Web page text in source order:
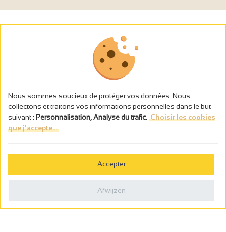
L’abus d’alcool est dangereux pour la santé, à consommer avec
Politique de confidentialité
Nous sommes soucieux de protéger vos données. Nous
collectons et traitons vos informations personnelles dans le but
suivant : Personnalisation, Analyse du trafic Choisir les cookies
que j'accepte...
Accepter
Afwijzen